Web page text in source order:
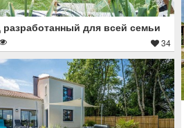
разработанный для всей семьи
34